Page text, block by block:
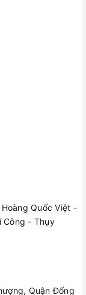
Quốc Việt -
- Thụy